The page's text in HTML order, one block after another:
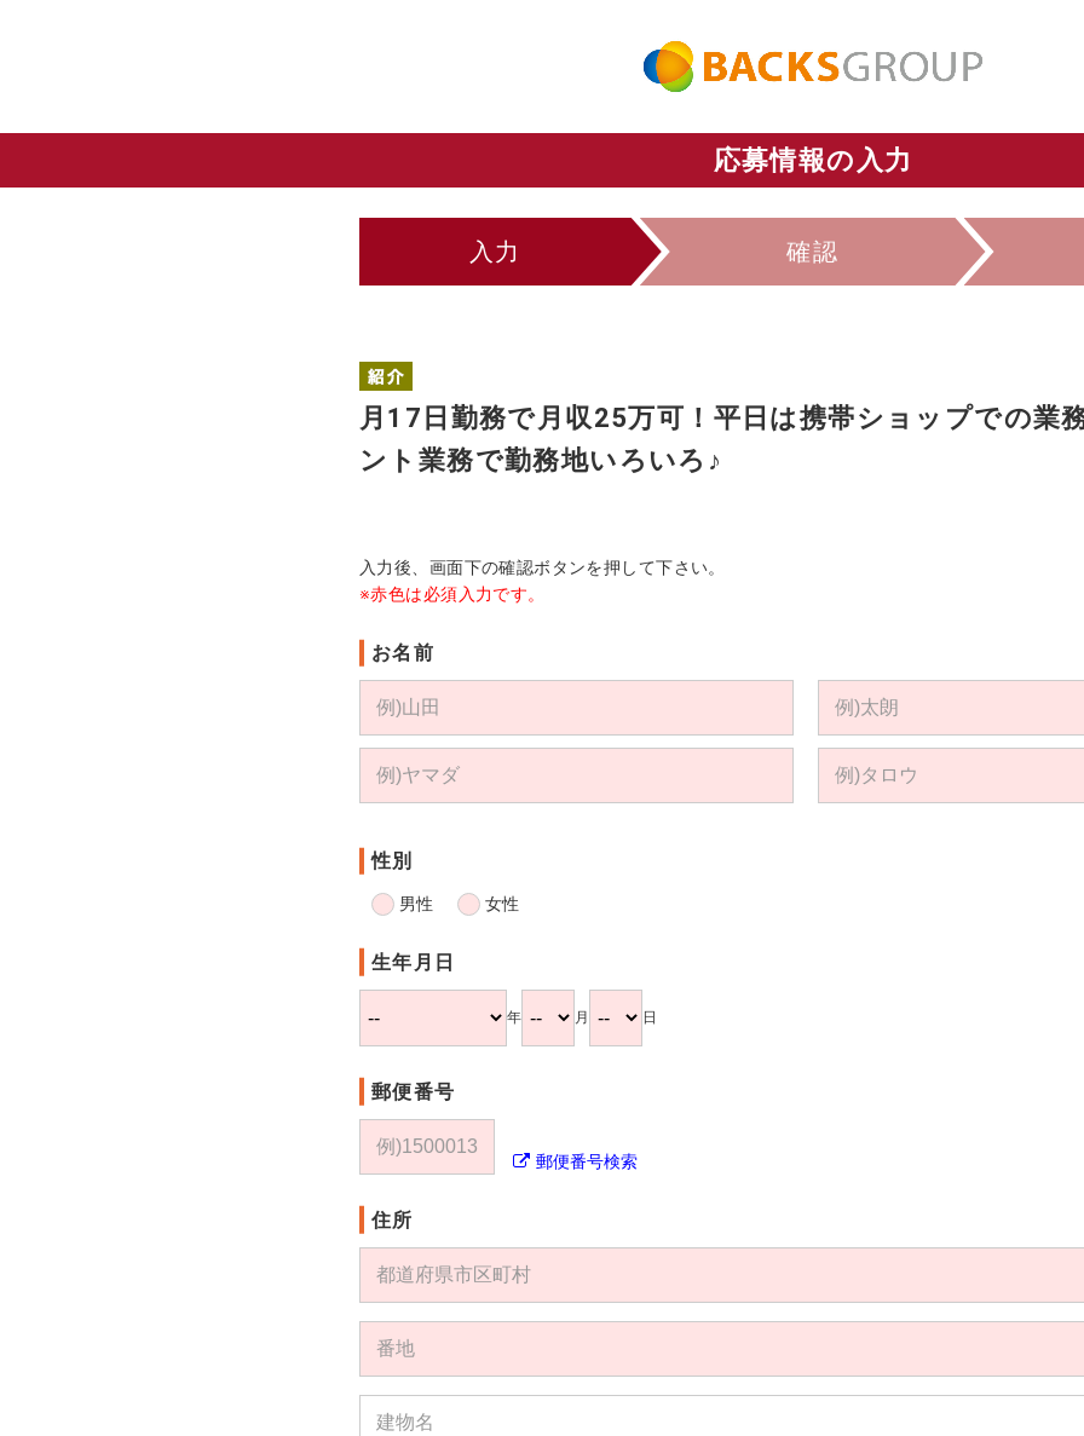
応募情報の入力
入力 確認
月17日勤務で月収25万可！平日は携帯ショップでの業
ント業務で勤務地いろいろ♪
入力後、画面下の確認ボタンを押して下さい。
※赤色は必須入力です。
お名前
性別
男性 女性
生年月日
年 月 日
郵便番号
郵便番号検索
住所